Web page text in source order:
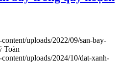
uploads/2022/09/san-bay-
Toàn
uploads/2024/10/dat-xanh-